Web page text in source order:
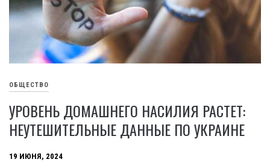
ОБЩЕСТВО
УРОВЕНЬ ДОМАШНЕГО НАСИЛИЯ РАСТЕТ:
НЕУТЕШИТЕЛЬНЫЕ ДАННЫЕ ПО УКРАИНЕ
19 ИЮНЯ, 2024